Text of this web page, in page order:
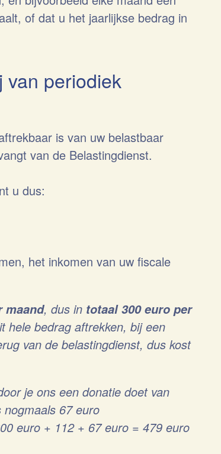
of dat u het jaarlijkse bedrag in
van periodiek
is van uw belastbaar
van de Belastingdienst.
u dus:
het inkomen van uw fiscale
maand, dus in totaal 300 euro per
hele bedrag aftrekken, bij een
van de belastingdienst, dus kost
je ons een donatie doet van
67 euro
euro + 112 + 67 euro = 479 euro